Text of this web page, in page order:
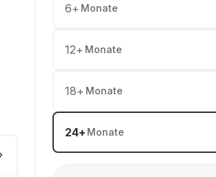
6+ Monate
12+ Monate
18+ Monate
24+ Monate